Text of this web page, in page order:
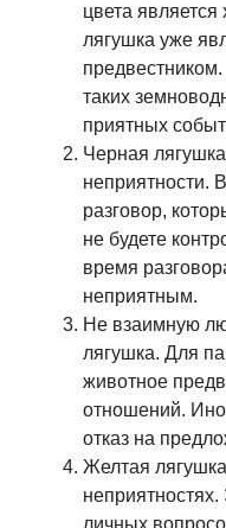
цвета
лягушка уже
таких
приятных
Черная
неприятности.
разговор,
не будете
время
неприятным.
Не взаимную
лягушка. Для
животное
отношений.
отказ на
Желтая